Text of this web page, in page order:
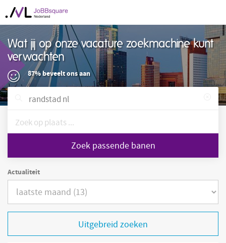
Wat jij op onze vacature zoekmachine kunt
verwachten
87% beveelt ons aan
Zoek passende banen
Actualiteit
Uitgebreid zoeken